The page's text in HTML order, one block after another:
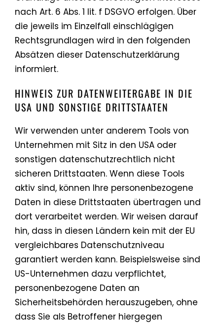
nach Art. 6 Abs. 1 lit. f DSGVO erfolgen. Über
die jeweils im Einzelfall einschlägigen
Rechtsgrundlagen wird in den folgenden
Absätzen dieser Datenschutzerklärung
informiert.
HINWEIS ZUR DATENWEITERGABE IN DIE
USA UND SONSTIGE DRITTSTAATEN
Wir verwenden unter anderem Tools von
Unternehmen mit Sitz in den USA oder
sonstigen datenschutzrechtlich nicht
sicheren Drittstaaten. Wenn diese Tools
aktiv sind, können Ihre personenbezogene
Daten in diese Drittstaaten übertragen und
dort verarbeitet werden. Wir weisen darauf
hin, dass in diesen Ländern kein mit der EU
vergleichbares Datenschutzniveau
garantiert werden kann. Beispielsweise sind
US-Unternehmen dazu verpflichtet,
personenbezogene Daten an
Sicherheitsbehörden herauszugeben, ohne
dass Sie als Betroffener hiergegen